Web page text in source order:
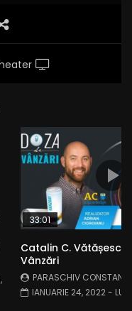
Watch Later
33:01
Catalin C. Vătășescu
Vânzări
PARASCHIV
IANUARIE 24, 2022-